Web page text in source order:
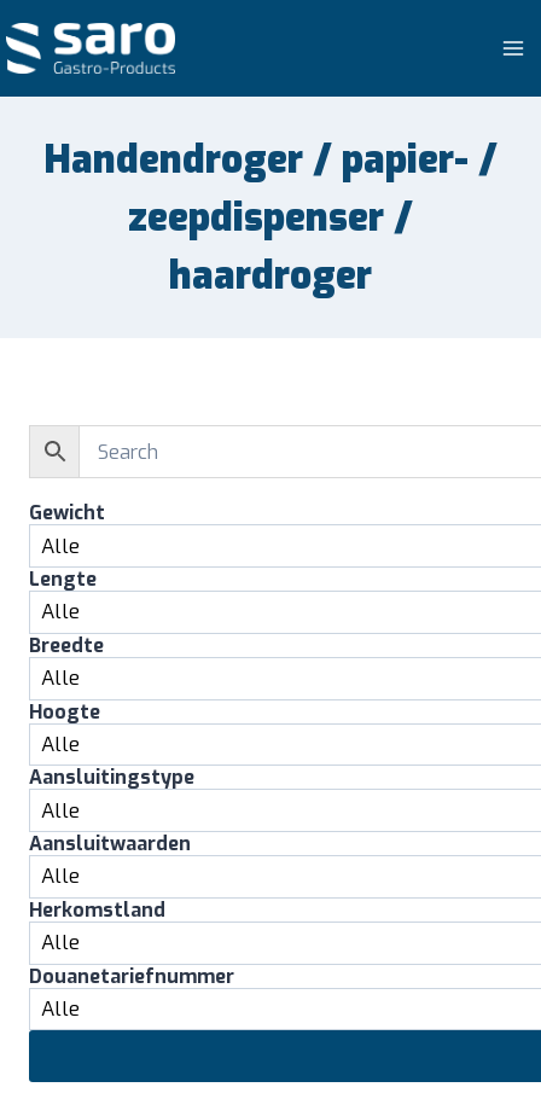
naar
inhoud
Handendroger / papier- /
zeepdispenser /
haardroger
Gewicht
Lengte
Breedte
Hoogte
Aansluitingstype
Aansluitwaarden
Herkomstland
Douanetariefnummer